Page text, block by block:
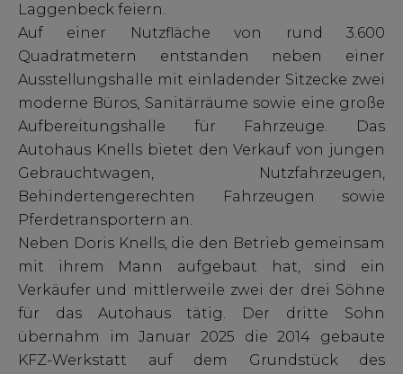
Laggenbeck feiern.
Auf einer Nutzfläche von rund 3.600
Quadratmetern entstanden neben einer
Ausstellungshalle mit einladender Sitzecke zwei
moderne Büros, Sanitärräume sowie eine große
Aufbereitungshalle für Fahrzeuge. Das
Autohaus Knells bietet den Verkauf von jungen
Gebrauchtwagen, Nutzfahrzeugen,
Behindertengerechten Fahrzeugen sowie
Pferdetransportern an.
Neben Doris Knells, die den Betrieb gemeinsam
mit ihrem Mann aufgebaut hat, sind ein
Verkäufer und mittlerweile zwei der drei Söhne
für das Autohaus tätig. Der dritte Sohn
übernahm im Januar 2025 die 2014 gebaute
KFZ-Werkstatt auf dem Grundstück des